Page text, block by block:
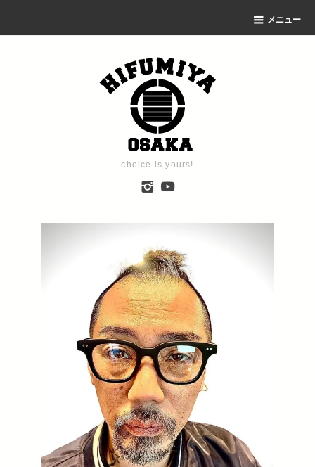
メニュー
choice is yours!